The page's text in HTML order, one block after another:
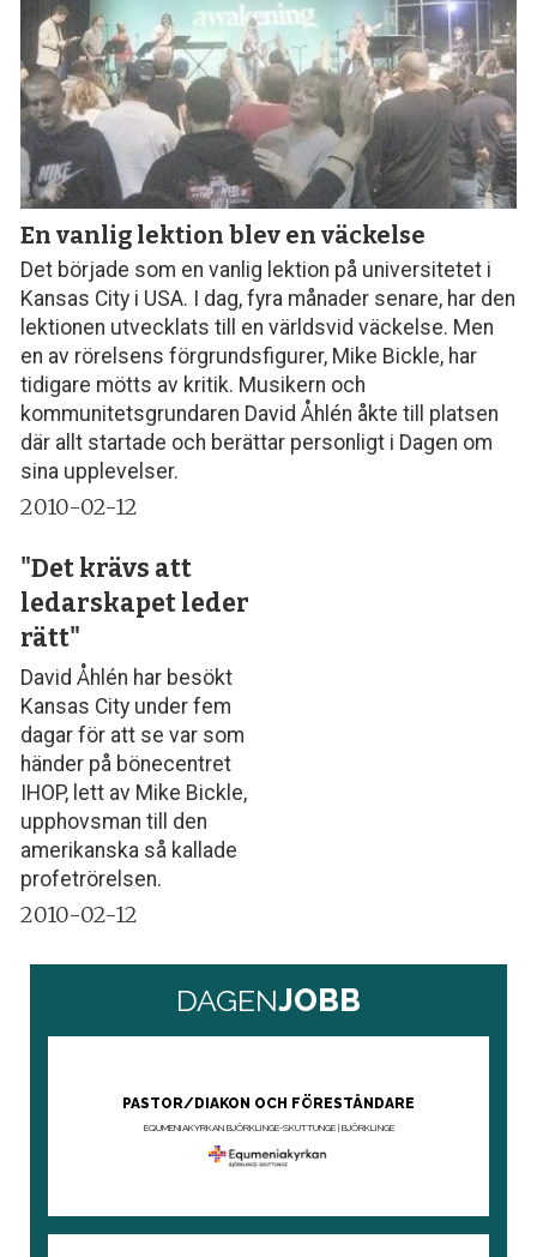
En vanlig lektion blev en väckelse
Det började som en vanlig lektion på universitetet i
Kansas City i USA. I dag, fyra månader senare, har den
lektionen utvecklats till en världsvid väckelse. Men
en av rörelsens förgrundsfigurer, Mike Bickle, har
tidigare mötts av kritik. Musikern och
kommunitetsgrundaren David Åhlén åkte till platsen
där allt startade och berättar personligt i Dagen om
sina upplevelser.
2010-02-12
"Det krävs att
ledarskapet leder
rätt"
David Åhlén har besökt
Kansas City under fem
dagar för att se var som
händer på bönecentret
IHOP, lett av Mike Bickle,
upphovsman till den
amerikanska så kallade
profetrörelsen.
2010-02-12